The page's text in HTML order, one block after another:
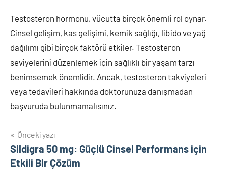
Testosteron hormonu, vücutta birçok önemli rol oynar.
Cinsel gelişim, kas gelişimi, kemik sağlığı, libido ve yağ
dağılımı gibi birçok faktörü etkiler. Testosteron
seviyelerini düzenlemek için sağlıklı bir yaşam tarzı
benimsemek önemlidir. Ancak, testosteron takviyeleri
veya tedavileri hakkında doktorunuza danışmadan
başvuruda bulunmamalısınız.
Yazı
gezinmesi
Önceki yazı
Sildigra 50 mg: Güçlü Cinsel Performans için
Etkili Bir Çözüm